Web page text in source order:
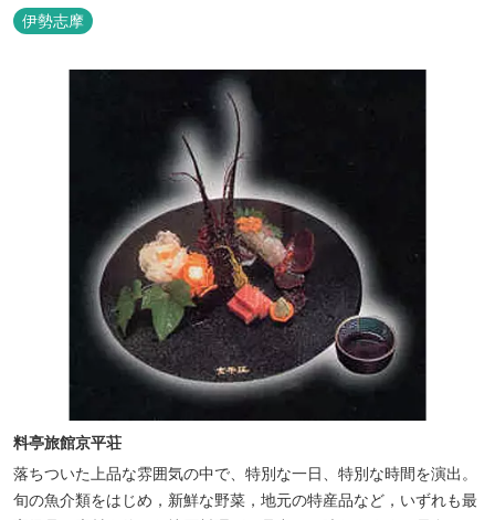
な敷地内にはテニスコート、野球場を始めとしたスポーツ施設や、
ウォータースライダーを有する流水プール、お子様が楽しめる児童
遊園など、様々なアウトドア施設がございます。杜の自然を感じな
がら、充実した伊勢の一日を...
伊勢志摩
料亭旅館京平荘
落ちついた上品な雰囲気の中で、特別な一日、特別な時間を演出。
旬の魚介類をはじめ，新鮮な野菜，地元の特産品など，いずれも最